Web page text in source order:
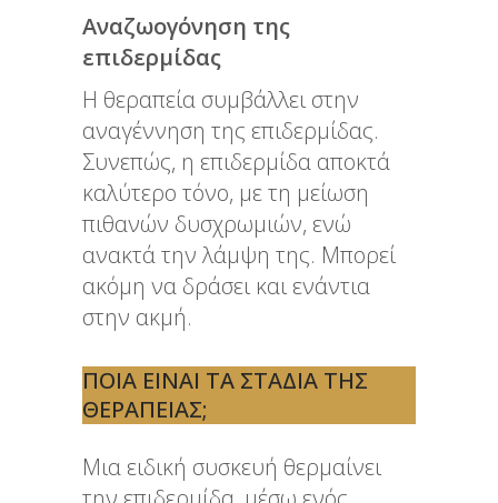
Αναζωογόνηση της
επιδερμίδας
Η θεραπεία συμβάλλει στην
αναγέννηση της επιδερμίδας.
Συνεπώς, η επιδερμίδα αποκτά
καλύτερο τόνο, με τη μείωση
πιθανών δυσχρωμιών, ενώ
ανακτά την λάμψη της. Μπορεί
ακόμη να δράσει και ενάντια
στην ακμή.
ΠΟΙΑ ΕΊΝΑΙ ΤΑ ΣΤΆΔΙΑ ΤΗΣ
ΘΕΡΑΠΕΊΑΣ;
Μια ειδική συσκευή θερμαίνει